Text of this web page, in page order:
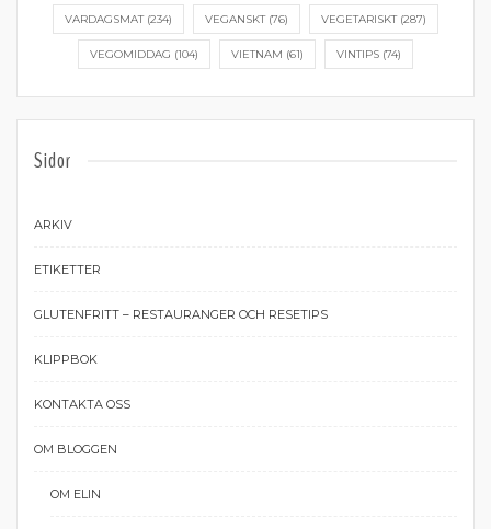
VARDAGSMAT(234) VEGANSKT(76) VEGETARISKT(287)
VEGOMIDDAG (104) VIETNAM (61) VINTIPS (74)
Sidor
ARKIV
ETIKETTER
GLUTENFRITT – RESTAURANGER OCH RESETIPS
KLIPPBOK
KONTAKTA OSS
OM BLOGGEN
OM ELIN